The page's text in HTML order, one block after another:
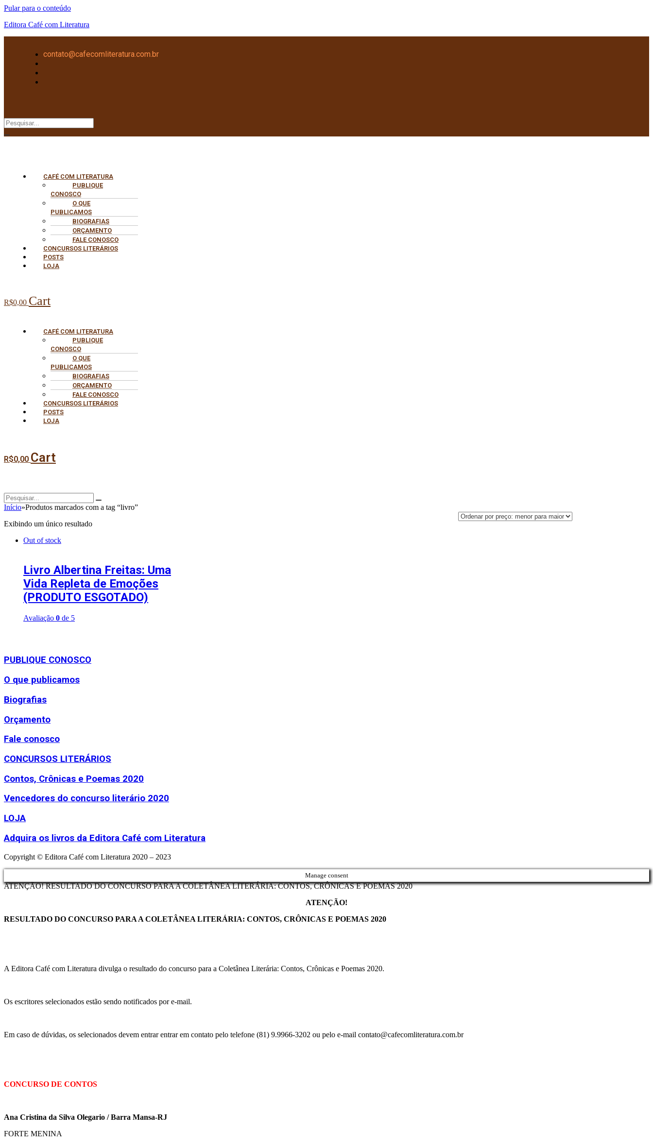
Pular para o conteúdo
Editora Café com Literatura
contato@cafecomliteratura.com.br
CAFÉ COM LITERATURA
PUBLIQUE
CONOSCO
O QUE
PUBLICAMOS
BIOGRAFIAS
ORÇAMENTO
FALE CONOSCO
CONCURSOS LITERÁRIOS
POSTS
LOJA
R$0,00 Cart
CAFÉ COM LITERATURA
PUBLIQUE
CONOSCO
O QUE
PUBLICAMOS
BIOGRAFIAS
ORÇAMENTO
FALE CONOSCO
CONCURSOS LITERÁRIOS
POSTS
LOJA
R$0,00 Cart
Início»Produtos marcados com a tag “livro”
Exibindo um único resultado
Out of stock
Livro Albertina Freitas: Uma
Vida Repleta de Emoções
(PRODUTO ESGOTADO)
Avaliação 0 de 5
PUBLIQUE CONOSCO
O que publicamos
Biografias
Orçamento
Fale conosco
CONCURSOS LITERÁRIOS
Contos, Crônicas e Poemas 2020
Vencedores do concurso literário 2020
LOJA
Adquira os livros da Editora Café com Literatura
Copyright © Editora Café com Literatura 2020 – 2023
Manage consent
ATENÇÃO! RESULTADO DO CONCURSO PARA A COLETÂNEA LITERÁRIA: CONTOS, CRÔNICAS E POEMAS 2020
ATENÇÃO!
RESULTADO DO CONCURSO PARA A COLETÂNEA LITERÁRIA: CONTOS, CRÔNICAS E POEMAS 2020
A Editora Café com Literatura divulga o resultado do concurso para a Coletânea Literária: Contos, Crônicas e Poemas 2020.
Os escritores selecionados estão sendo notificados por e-mail.
Em caso de dúvidas, os selecionados devem entrar entrar em contato pelo telefone (81) 9.9966-3202 ou pelo e-mail contato@cafecomliteratura.com.br
CONCURSO DE CONTOS
Ana Cristina da Silva Olegario / Barra Mansa-RJ
FORTE MENINA